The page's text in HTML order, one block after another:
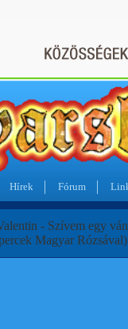
Hírek Fórum
- Szívem egy
Magyar Rózsával)